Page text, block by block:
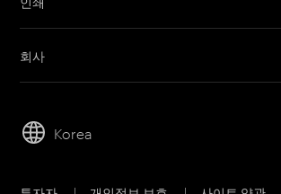
디지털 인쇄 제품
오프셋 인쇄 제품
회사
리더십
지속 가능성
Korea